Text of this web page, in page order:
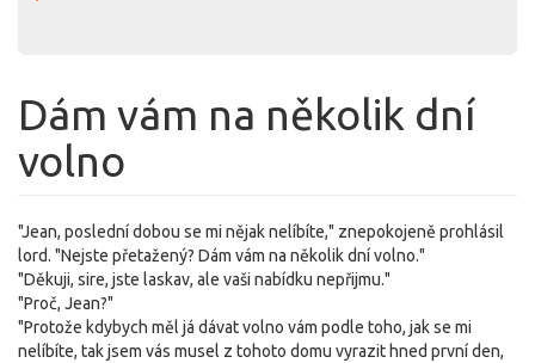
Dám vám na několik dní
volno
"Jean, poslední dobou se mi nějak nelíbíte," znepokojeně prohlásil
lord. "Nejste přetažený? Dám vám na několik dní volno."
"Děkuji, sire, jste laskav, ale vaši nabídku nepřijmu."
"Proč, Jean?"
"Protože kdybych měl já dávat volno vám podle toho, jak se mi
nelíbíte, tak jsem vás musel z tohoto domu vyrazit hned první den,